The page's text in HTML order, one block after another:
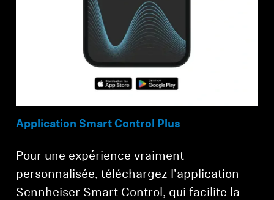
Application Smart Control Plus
Pour une expérience vraiment
personnalisée, téléchargez l'application
Sennheiser Smart Control, qui facilite la